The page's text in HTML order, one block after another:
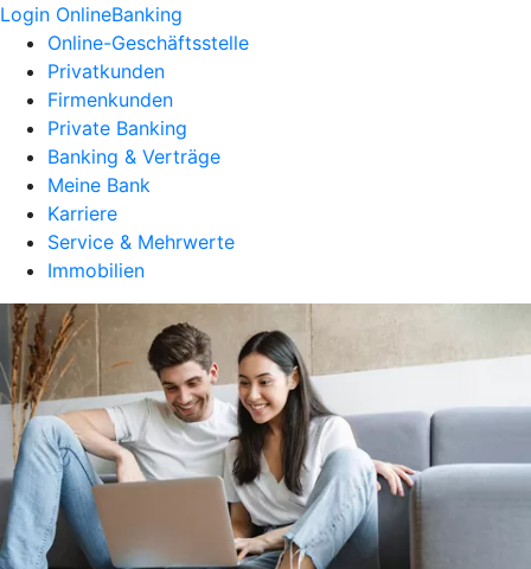
Login OnlineBanking
Online-Geschäftsstelle
Privatkunden
Firmenkunden
Private Banking
Banking & Verträge
Meine Bank
Karriere
Service & Mehrwerte
Immobilien